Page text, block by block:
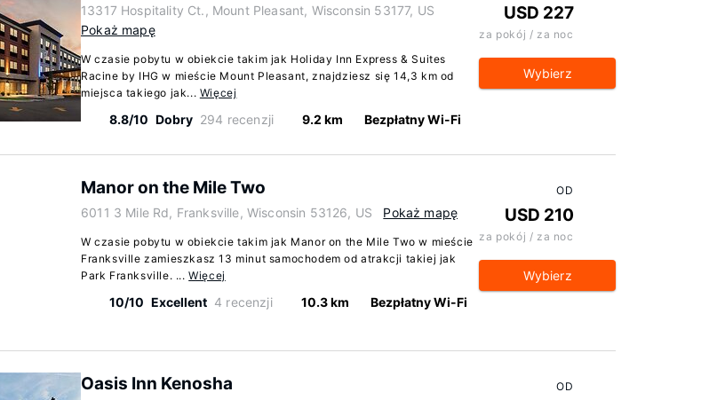
13317 Hospitality Ct., Mount Pleasant, Wisconsin 53177, US
Pokaż mapę
W czasie pobytu w obiekcie takim jak Holiday Inn Express & Suites
Racine by IHG w mieście Mount Pleasant, znajdziesz się 14,3 km od
miejsca takiego jak... Więcej
8.8/10 Dobry 294 recenzji 9.2 km Bezpłatny Wi-Fi
USD 227
za pokój / za noc
Wybierz
Manor on the Mile Two
6011 3 Mile Rd, Franksville, Wisconsin 53126, US Pokaż mapę
W czasie pobytu w obiekcie takim jak Manor on the Mile Two w mieście
Franksville zamieszkasz 13 minut samochodem od atrakcji takiej jak
Park Franksville. ...Więcej
10/10 Excellent 4 recenzji 10.3 km Bezpłatny Wi-Fi
OD
USD 210
za pokój / za noc
Wybierz
Oasis Inn Kenosha OD